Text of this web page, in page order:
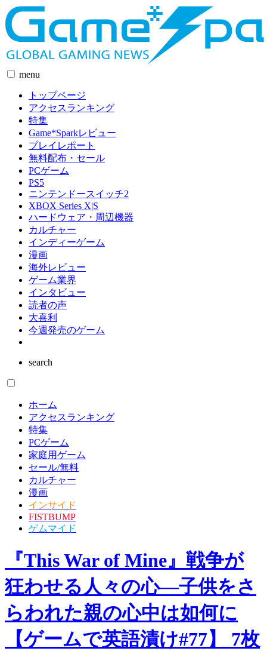
menu
トップページ
アクセスランキング
特集
Game*Sparkレビュー
プレイレポート
無料配布・セール
PCゲーム
PS5
ニンテンドースイッチ2
XBOX Series X|S
ハードウェア・周辺機器
カルチャー
インディーゲーム
漫画
海外レビュー
ゲーム業界
インタビュー
読者の声
大喜利
今週発売のゲーム
search
ホーム
アクセスランキング
特集
PCゲーム
家庭用ゲーム
セール/無料
カルチャー
漫画
インサイド
FISTBUMP
ゲムマイド
『This War of Mine』戦争が
狂わせる人々の心―子供をさ
らわれた親の心中は如何に
【ゲームで英語漬け#77】 7枚